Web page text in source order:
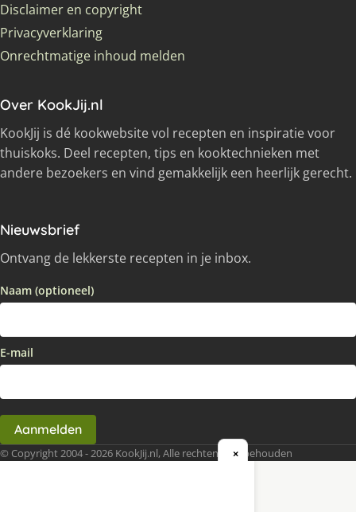
Disclaimer en copyright
Privacyverklaring
Onrechtmatige inhoud melden
Over KookJij.nl
KookJij is dé kookwebsite vol recepten en inspiratie voor
thuiskoks. Deel recepten, tips en kooktechnieken met
andere bezoekers en vind gemakkelijk een heerlijk gerecht.
Nieuwsbrief
Ontvang de lekkerste recepten in je inbox.
Naam (optioneel)
E-mail
Aanmelden
© Copyright 2004 - 2026 KookJij.nl, Alle rechten voorbehouden
×